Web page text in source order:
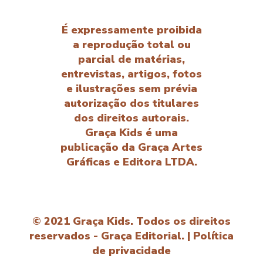
É expressamente proibida
a reprodução total ou
parcial de matérias,
entrevistas, artigos, fotos
e ilustrações sem prévia
autorização dos titulares
dos direitos autorais.
Graça Kids é uma
publicação da Graça Artes
Gráficas e Editora LTDA.
© 2021 Graça Kids. Todos os direitos
reservados - Graça Editorial. | Política
de privacidade